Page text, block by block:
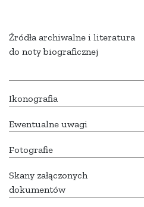
Źródła archiwalne i literatura
do noty biograficznej
Ikonografia
Ewentualne uwagi
Fotografie
Skany załączonych
dokumentów